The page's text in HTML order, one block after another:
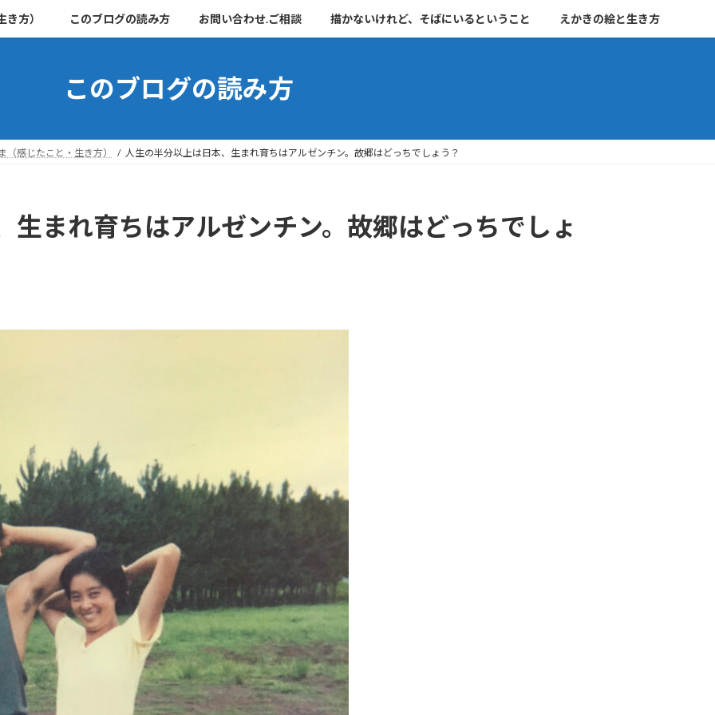
方） このブログの読み方 お問い合わせ.ご相談 描かないけれど、そばにいるということ えかきの絵と生き方
このブログの読み方
（感じたこと・生き方） 人生の半分以上は日本、生まれ育ちはアルゼンチン。故郷はどっちでしょう？
生まれ育ちはアルゼンチン。故郷はどっちでしょ